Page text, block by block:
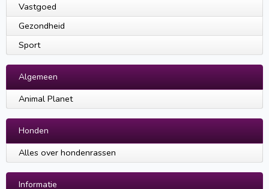
Vastgoed
Gezondheid
Sport
Algemeen
Animal Planet
Honden
Alles over hondenrassen
Informatie